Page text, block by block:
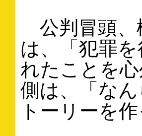
公判冒頭、
は、「犯罪
れたことを
側は、「な
トーリーを